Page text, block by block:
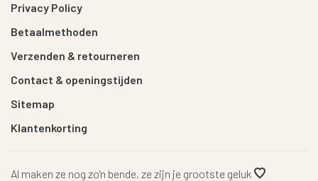
Privacy Policy
Betaalmethoden
Verzenden & retourneren
Contact & openingstijden
Sitemap
Klantenkorting
Al maken ze nog zo'n bende, ze zijn je grootste geluk